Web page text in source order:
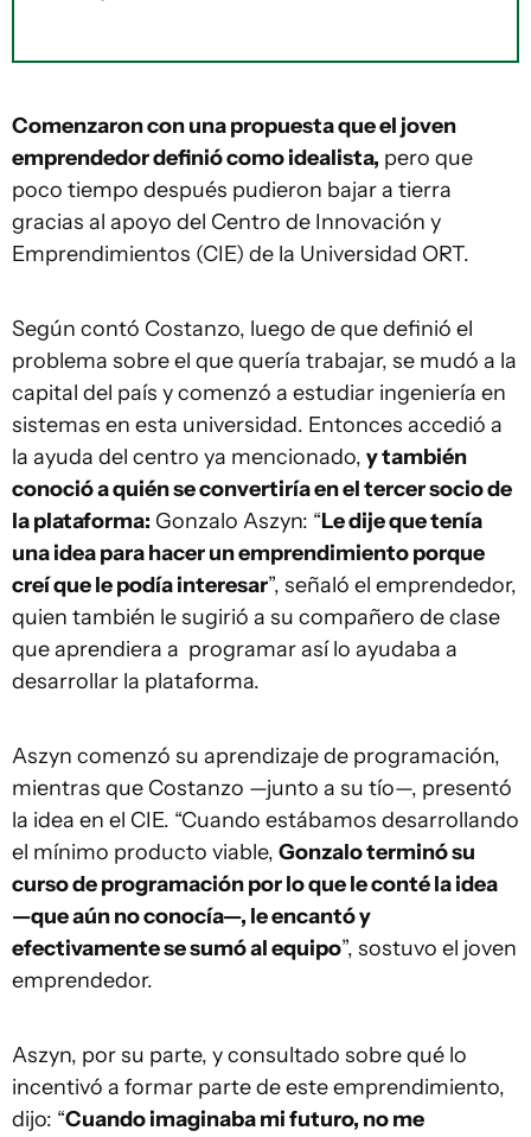
Comenzaron con una propuesta que el joven
emprendedor definió como idealista, pero que
poco tiempo después pudieron bajar a tierra
gracias al apoyo del Centro de Innovación y
Emprendimientos (CIE) de la Universidad ORT.
Según contó Costanzo, luego de que definió el
problema sobre el que quería trabajar, se mudó a la
capital del país y comenzó a estudiar ingeniería en
sistemas en esta universidad. Entonces accedió a
la ayuda del centro ya mencionado, y también
conoció a quién se convertiría en el tercer socio de
la plataforma: Gonzalo Aszyn: “Le dije que tenía
una idea para hacer un emprendimiento porque
creí que le podía interesar”, señaló el emprendedor,
quien también le sugirió a su compañero de clase
que aprendiera a programar así lo ayudaba a
desarrollar la plataforma.
Aszyn comenzó su aprendizaje de programación,
mientras que Costanzo —junto a su tío—, presentó
la idea en el CIE. “Cuando estábamos desarrollando
el mínimo producto viable, Gonzalo terminó su
curso de programación por lo que le conté la idea
—que aún no conocía—, le encantó y
efectivamente se sumó al equipo”, sostuvo el joven
emprendedor.
Aszyn, por su parte, y consultado sobre qué lo
incentivó a formar parte de este emprendimiento,
dijo: “Cuando imaginaba mi futuro, no me